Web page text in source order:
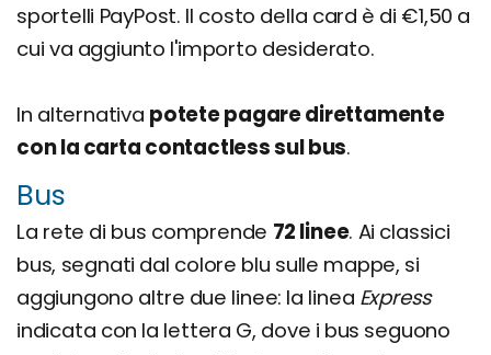
sportelli PayPost. Il costo della card è di €1,50 a
cui va aggiunto l'importo desiderato.
In alternativa potete pagare direttamente
con la carta contactless sul bus.
Bus
La rete di bus comprende 72 linee. Ai classici
bus, segnati dal colore blu sulle mappe, si
aggiungono altre due linee: la linea Express
indicata con la lettera G, dove i bus seguono